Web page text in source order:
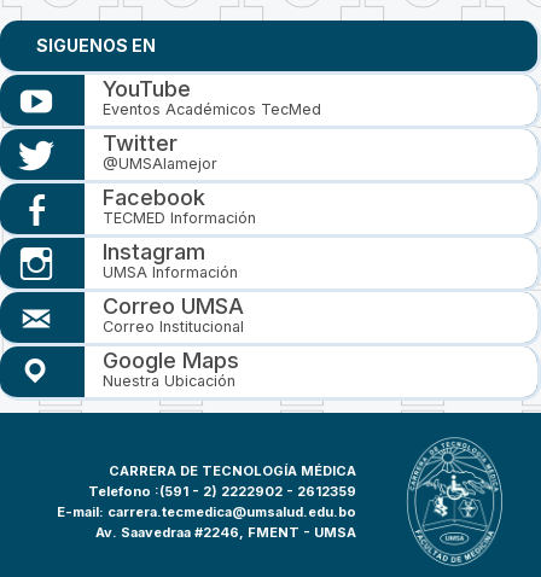
SIGUENOS EN
YouTube
Eventos Académicos TecMed
Twitter
@UMSAlamejor
Facebook
TECMED Información
Instagram
UMSA Información
Correo UMSA
Correo Institucional
Google Maps
Nuestra Ubicación
CARRERA DE TECNOLOGÍA MÉDICA
Telefono :(591 - 2) 2222902 - 2612359
E-mail: carrera.tecmedica@umsalud.edu.bo
Av. Saavedraa #2246, FMENT - UMSA